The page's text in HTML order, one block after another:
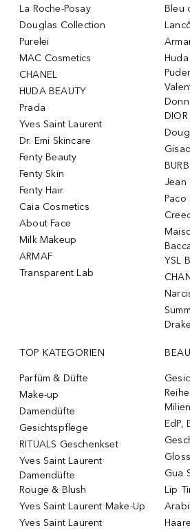
La Roche-Posay
Douglas Collection
Purelei
MAC Cosmetics
CHANEL
HUDA BEAUTY
Prada
Yves Saint Laurent
Dr. Emi Skincare
Fenty Beauty
Fenty Skin
Fenty Hair
Caia Cosmetics
About Face
Milk Makeup
ARMAF
Transparent Lab
Bleu
Puder
Jean
Paco
YSL
Drake
TOP KATEGORIEN
Parfüm & Düfte
Make-up
Damendüfte
Gesichtspflege
RITUALS Geschenkset
Yves Saint Laurent
Damendüfte
Rouge & Blush
Yves Saint Laurent Make-Up
Yves Saint Laurent
EdP,
Gua
Lip